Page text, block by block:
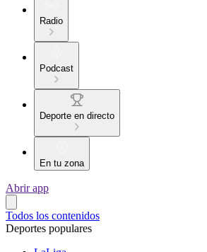
Radio
Podcast
Deporte en directo
En tu zona
Abrir app
Todos los contenidos
Deportes populares